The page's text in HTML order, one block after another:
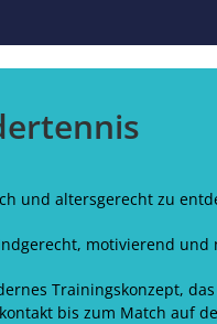
und altersgerecht zu
motivierend und
Trainingskonzept,
bis zum Match auf